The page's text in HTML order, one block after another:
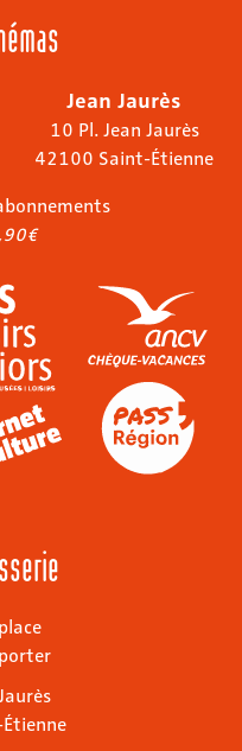
Jean Jaurès
10 Pl. Jean Jaurès
42100 Saint-Étienne